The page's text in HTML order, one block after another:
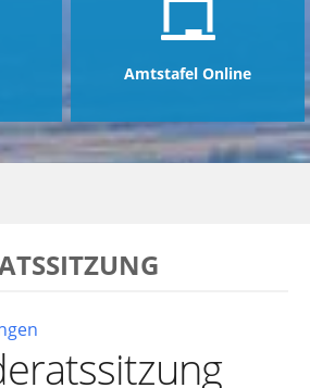
Amtstafel Online